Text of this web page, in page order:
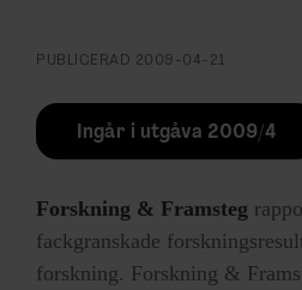
PUBLICERAD 2009-04-21
Ingår i utgåva 2009/4
Forskning & Framsteg
fackgranskade
forskning. Forskning &